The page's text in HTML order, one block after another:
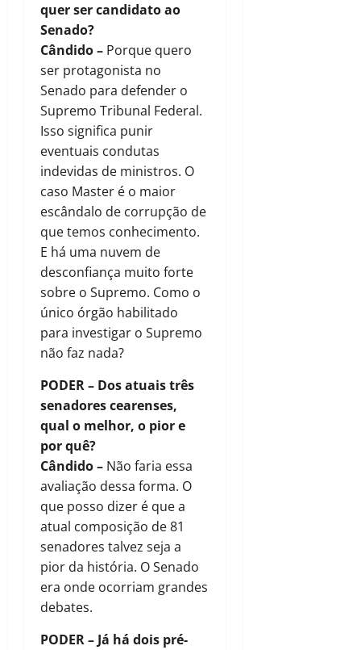
quer ser candidato ao
Senado?
Cândido – Porque quero
ser protagonista no
Senado para defender o
Supremo Tribunal Federal.
Isso significa punir
eventuais condutas
indevidas de ministros. O
caso Master é o maior
escândalo de corrupção de
que temos conhecimento.
E há uma nuvem de
desconfiança muito forte
sobre o Supremo. Como o
único órgão habilitado
para investigar o Supremo
não faz nada?
PODER – Dos atuais três
senadores cearenses,
qual o melhor, o pior e
por quê?
Cândido – Não faria essa
avaliação dessa forma. O
que posso dizer é que a
atual composição de 81
senadores talvez seja a
pior da história. O Senado
era onde ocorriam grandes
debates.
PODER – Já há dois pré-